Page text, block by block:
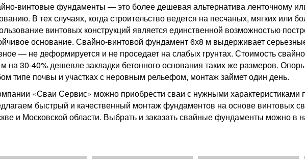
винтовые фундаменты — это более дешевая альтернатива ленточному
В тех случаях, когда строительство ведется на песчаных, мягких или
винтовых конструкций является единственной возможностью
основание. Свайно-винтовой фундамент 6х8 м выдерживает
— не деформируется и не проседает на слабых грунтах. Стоимость
на 30-40% дешевле закладки бетонного основания таких же размеров.
типе почвы и участках с неровным рельефом, монтаж займет один день.
«Сваи Сервис» можно приобрести сваи с нужными характеристиками
быстрый и качественный монтаж фундаментов на основе винтовых
и Московской области. Выбрать и заказать свайные фундаменты можно в